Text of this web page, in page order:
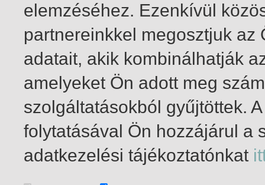
1-8 / összesen 8 találat
elemzéséhez. Ezenkívül
partnereinkkel megosztjuk
adatait, akik kombinálhatják
amelyeket Ön adott meg
szolgáltatásokból gyűjtöttek.
folytatásával Ön hozzájárul a
adatkezelési tájékoztatónkat